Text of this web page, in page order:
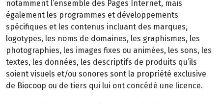
notamment l’ensemble des Pages Internet, mais
également les programmes et développements
spécifiques et les contenus incluant des marques,
logotypes, les noms de domaines, les graphismes, les
photographies, les images fixes ou animées, les sons, les
textes, les données, les descriptifs de produits qu’ils
soient visuels et/ou sonores sont la propriété exclusive
de Biocoop ou de tiers qui lui ont concédé une licence.